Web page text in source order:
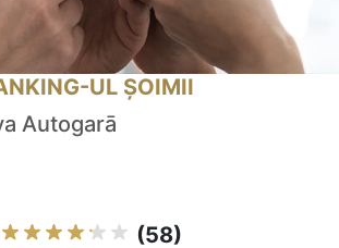
UL ȘOIMII
Autogarā
(58)